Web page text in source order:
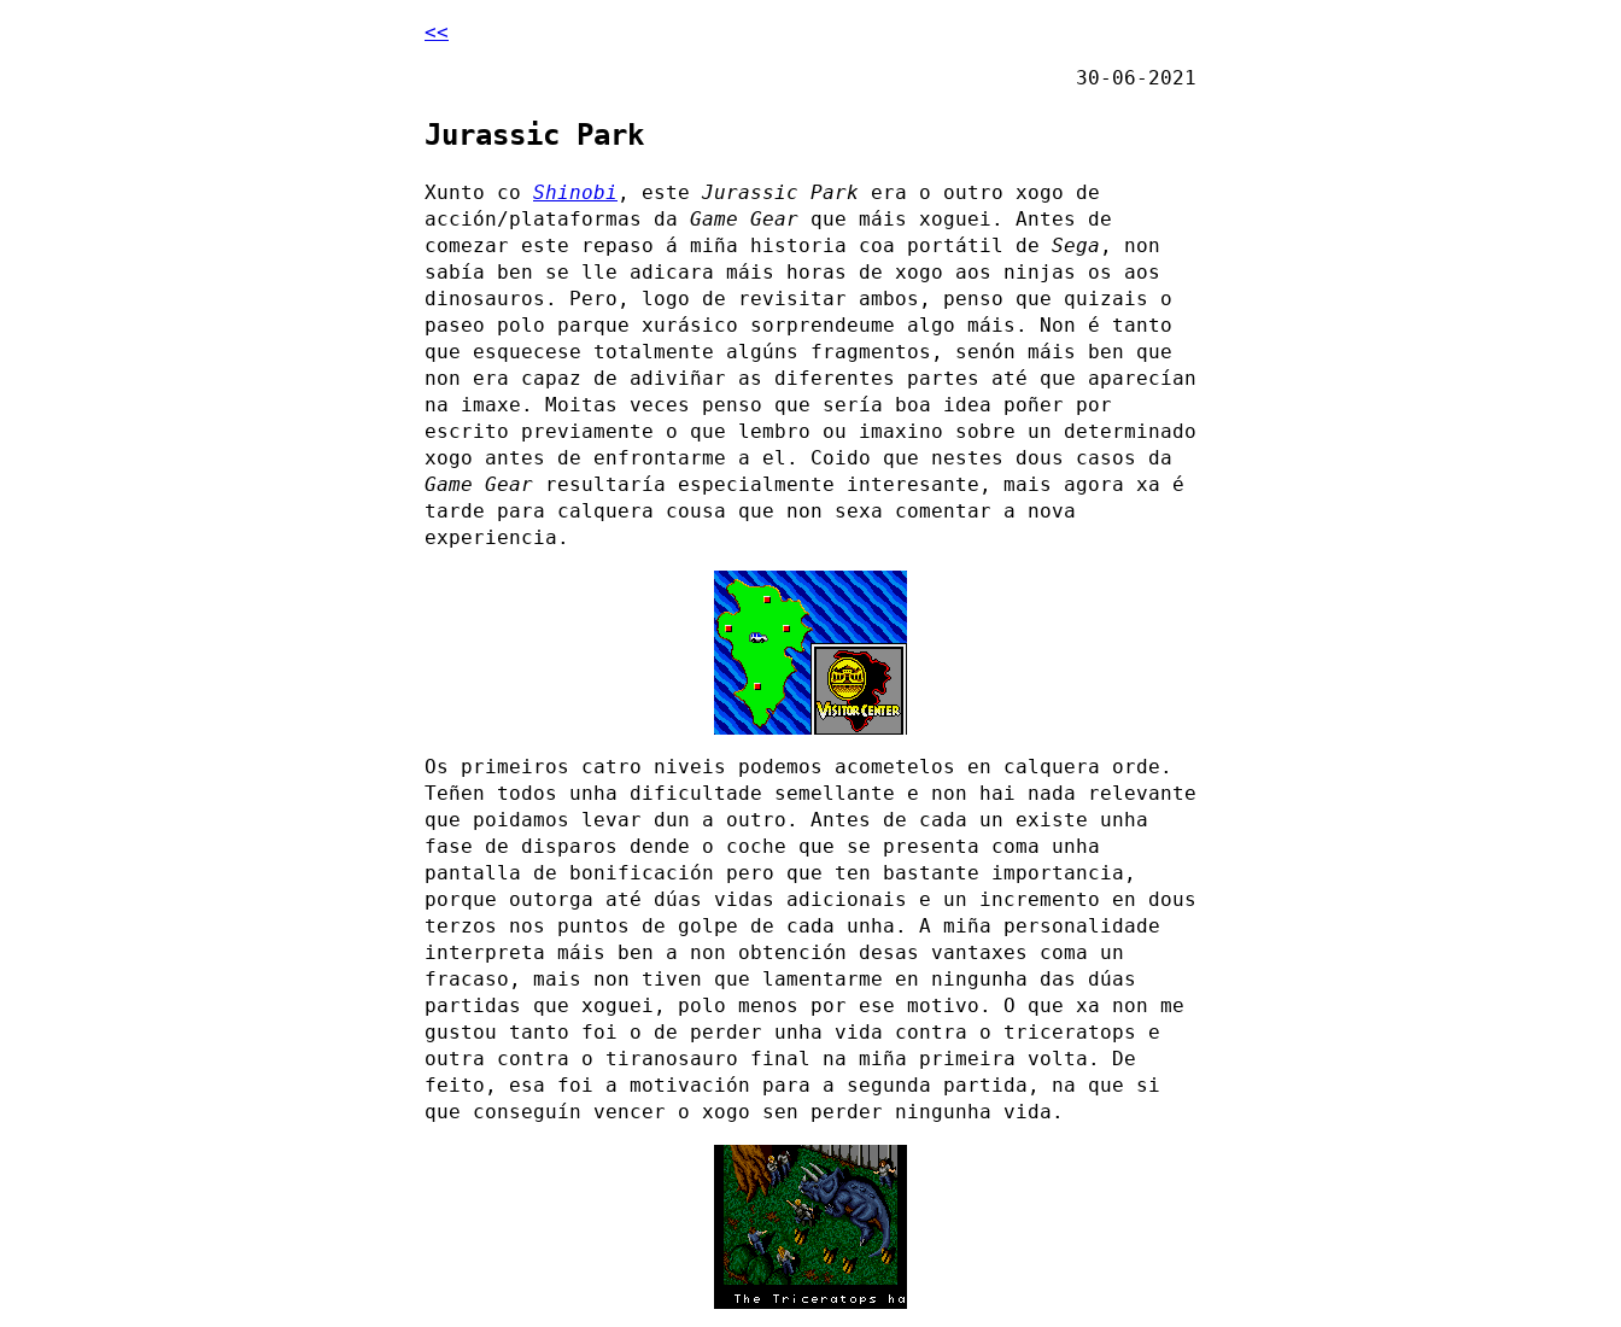
<<
30-06-2021
Jurassic Park
Xunto co Shinobi , esteJurassic Park era o outro xogo de
acción/plataformas da Game Gear que máis xoguei. Antes de
comezar este repaso á miña historia coa portátil de Sega , non
sabía ben se lle adicara máis horas de xogo aos ninjas os aos
dinosauros. Pero, logo de revisitar ambos, penso que quizais o
paseo polo parque xurásico sorprendeume algo máis. Non é tanto
que esquecese totalmente algúns fragmentos, senón máis ben que
non era capaz de adiviñar as diferentes partes até que aparecían
na imaxe. Moitas veces penso que sería boa idea poñer por
escrito previamente o que lembro ou imaxino sobre un determinado
xogo antes de enfrontarme a el. Coido que nestes dous casos da
Game Gear resultaría especialmente interesante, mais agora xa é
tarde para calquera cousa que non sexa comentar a nova
experiencia.
Os primeiros catro niveis podemos acometelos en calquera orde.
Teñen todos unha dificultade semellante e non hai nada relevante
que poidamos levar dun a outro. Antes de cada un existe unha
fase de disparos dende o coche que se presenta coma unha
pantalla de bonificación pero que ten bastante importancia,
porque outorga até dúas vidas adicionais e un incremento en dous
terzos nos puntos de golpe de cada unha. A miña personalidade
interpreta máis ben a non obtención desas vantaxes coma un
fracaso, mais non tiven que lamentarme en ningunha das dúas
partidas que xoguei, polo menos por ese motivo. O que xa non me
gustou tanto foi o de perder unha vida contra o triceratops e
outra contra o tiranosauro final na miña primeira volta. De
feito, esa foi a motivación para a segunda partida, na que si
que conseguín vencer o xogo sen perder ningunha vida.